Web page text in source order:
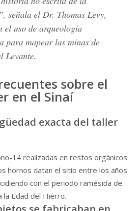
señala el Dr. Thomas Levy,
el uso de arqueología
para mapear las minas de
Levante.
sobre el
en el Sinaí
exacta del taller
14 realizadas en restos orgánicos
hornos datan el sitio entre los años
con el periodo ramésida de
la Edad del Hierro.